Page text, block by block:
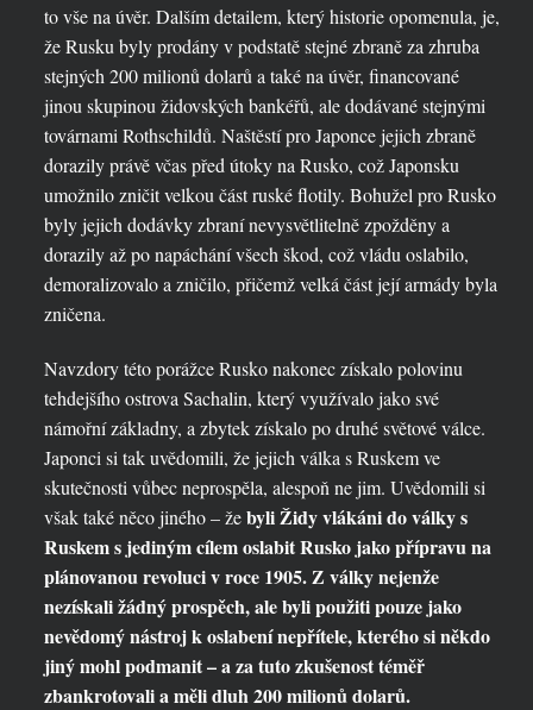
to vše na úvěr. Dalším detailem, který historie opomenula, je,
že Rusku byly prodány v podstatě stejné zbraně za zhruba
stejných 200 milionů dolarů a také na úvěr, financované
jinou skupinou židovských bankéřů, ale dodávané stejnými
továrnami Rothschildů. Naštěstí pro Japonce jejich zbraně
dorazily právě včas před útoky na Rusko, což Japonsku
umožnilo zničit velkou část ruské flotily. Bohužel pro Rusko
byly jejich dodávky zbraní nevysvětlitelně zpožděny a
dorazily až po napáchání všech škod, což vládu oslabilo,
demoralizovalo a zničilo, přičemž velká část její armády byla
zničena.
Navzdory této porážce Rusko nakonec získalo polovinu
tehdejšího ostrova Sachalin, který využívalo jako své
námořní základny, a zbytek získalo po druhé světové válce.
Japonci si tak uvědomili, že jejich válka s Ruskem ve
skutečnosti vůbec neprospěla, alespoň ne jim. Uvědomili si
však také něco jiného – žebyli Židy vlákáni do války s
Ruskem s jediným cílem oslabit Rusko jako přípravu na
plánovanou revoluci v roce 1905. Z války nejenže
nezískali žádný prospěch, ale byli použiti pouze jako
nevědomý nástroj k oslabení nepřítele, kterého si někdo
jiný mohl podmanit – a za tuto zkušenost téměř
zbankrotovali a měli dluh 200 milionů dolarů.